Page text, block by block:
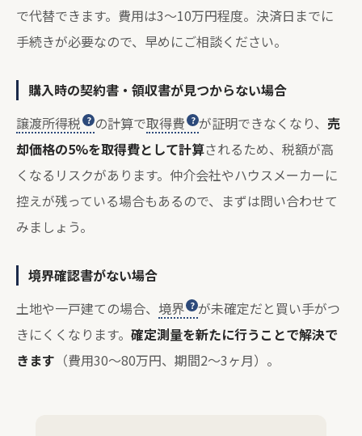
で代替できます。費用は3〜10万円程度。決済日までに
手続きが必要なので、早めにご相談ください。
購入時の契約書・領収書が見つからない場合
譲渡所得税
の計算で取得費 が証明できなくなり、 売
却価格の5%を取得費として計算されるため、税額が高
くなるリスクがあります。仲介会社やハウスメーカーに
控えが残っている場合もあるので、まずは問い合わせて
みましょう。
境界確認書がない場合
土地や一戸建ての場合、 境界
が未確定だと買い手がつ
きにくくなります。 確定測量を新たに行うことで解決で
きます （費用30〜80万円、期間2〜3ヶ月）。